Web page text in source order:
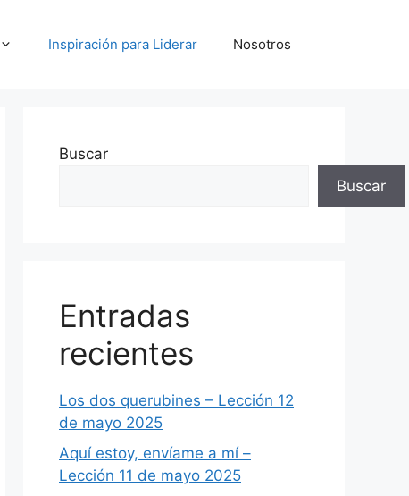
Inspiración para Liderar Nosotros
Buscar
Buscar
Entradas
recientes
Los dos querubines – Lección 12
de mayo 2025
Aquí estoy, envíame a mí –
Lección 11 de mayo 2025